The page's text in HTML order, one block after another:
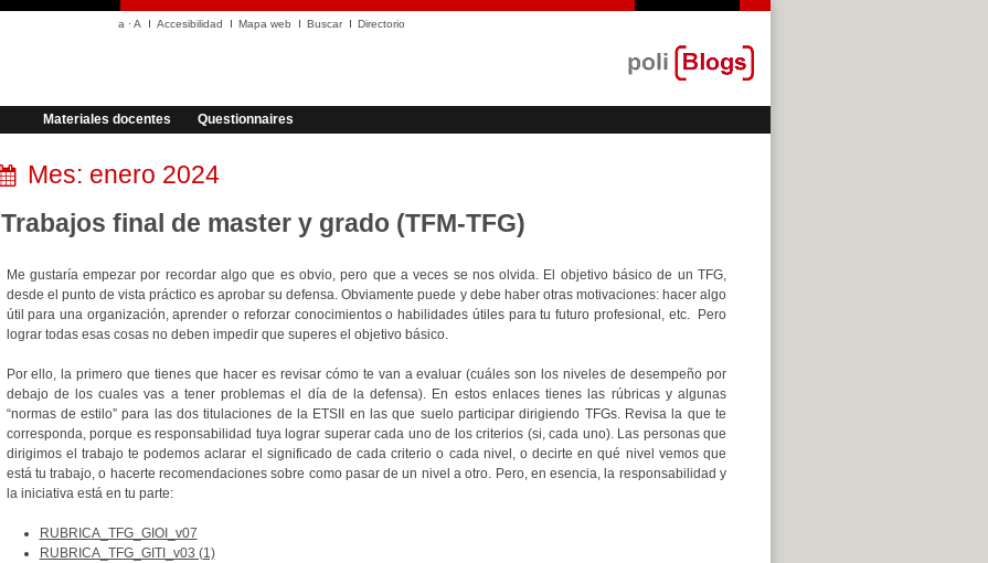
a ·A Accesibilidad Mapa web Buscar Directorio
Materiales docentes Questionnaires
Mes: enero 2024
Trabajos final de master y grado (TFM-TFG)
Me gustaría empezar por recordar algo que es obvio, pero que a veces se nos olvida. El objetivo básico de un TFG,
desde el punto de vista práctico es aprobar su defensa. Obviamente puede y debe haber otras motivaciones: hacer algo
útil para una organización, aprender o reforzar conocimientos o habilidades útiles para tu futuro profesional, etc. Pero
lograr todas esas cosas no deben impedir que superes el objetivo básico.
Por ello, la primero que tienes que hacer es revisar cómo te van a evaluar (cuáles son los niveles de desempeño por
debajo de los cuales vas a tener problemas el día de la defensa). En estos enlaces tienes las rúbricas y algunas
“normas de estilo” para las dos titulaciones de la ETSII en las que suelo participar dirigiendo TFGs. Revisa la que te
corresponda, porque es responsabilidad tuya lograr superar cada uno de los criterios (si, cada uno). Las personas que
dirigimos el trabajo te podemos aclarar el significado de cada criterio o cada nivel, o decirte en qué nivel vemos que
está tu trabajo, o hacerte recomendaciones sobre como pasar de un nivel a otro. Pero, en esencia, la responsabilidad y
la iniciativa está en tu parte:
RUBRICA_TFG_GIOI_v07
RUBRICA_TFG_GITI_v03 (1)